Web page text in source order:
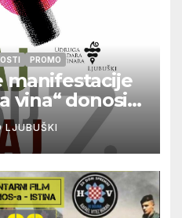
PROMO
manifestacije
vina“ donosi
i
LJUBUŠKI